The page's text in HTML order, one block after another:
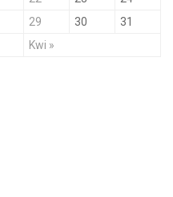
Kwi »
29 30 31